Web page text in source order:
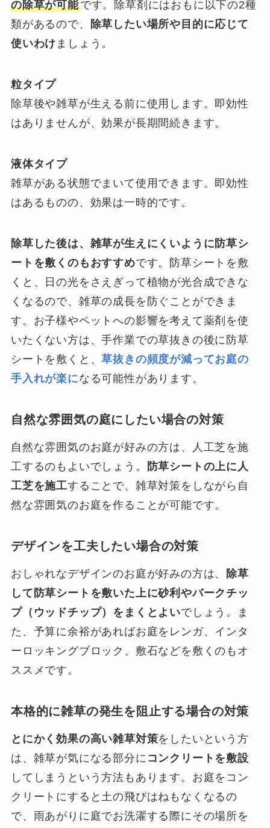
の除草が可能です。除草剤にはおもに以下の2種
類があるので、
除草したい場所や目的に応じて
使いわけ ましょう。
粒タイプ
除草後や雑草が生える前に使用します。即効性
はありませんが、効果が長期間続きます。
液体タイプ
雑草がある状態でまいて使用できます。即効性
はあるものの、効果は一時的です。
除草した後は、雑草が生えにくいように防草シ
ートを敷くのもおすすめです。防草シートを敷
くと、日の光をさえぎって植物が光合成できな
くなるので、雑草の成長を防ぐことができま
す。お子様やペットへの影響を考えて薬剤を使
いたくない方は、手作業での草抜きの後に防草
シートを敷くと、草抜きの頻度が減ってお庭の
手入れが楽になる可能性があります。
自然な雰囲気の庭にしたい場合の対策
自然な雰囲気のお庭が好みの方は、人工芝を施
工するのもよいでしょう。
防草シートの上に人
工芝を施工することで、雑草対策をしながら自
然な雰囲気のお庭を作ることが可能です。
デザインを工夫したい場合の対策
おしゃれなデザインのお庭が好みの方は、 除草
して防草シートを敷いた上に砂利やバークチッ
プ（ウッドチップ）をまくとよいでしょう。ま
た、予算に余裕があればお庭をレンガ、インタ
ーロッキングブロック、敷石などを敷くのもオ
ススメです。
本格的に雑草の発生を阻止する場合の対策
とにかく効果の高い雑草対策をしたいという方
は、雑草が気になる部分に コンクリートを敷設
してしまうという方法もあります。お庭をコン
クリートにすると土の飛びはねもなくなるの
で、雨あがりに庭でお洗濯する際にその場所を